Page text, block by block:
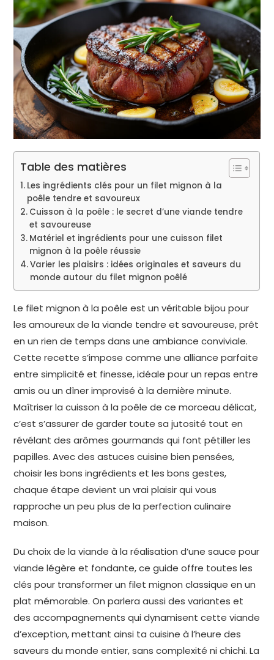
Table des matières
Les ingrédients clés pour un filet mignon à la
poêle tendre et savoureux
Cuisson à la poêle : le secret d’une viande tendre
et savoureuse
Matériel et ingrédients pour une cuisson filet
mignon à la poêle réussie
Varier les plaisirs : idées originales et saveurs du
monde autour du filet mignon poêlé
Le filet mignon à la poêle est un véritable bijou pour
les amoureux de la viande tendre et savoureuse, prêt
en un rien de temps dans une ambiance conviviale.
Cette recette s’impose comme une alliance parfaite
entre simplicité et finesse, idéale pour un repas entre
amis ou un dîner improvisé à la dernière minute.
Maîtriser la cuisson à la poêle de ce morceau délicat,
c’est s’assurer de garder toute sa jutosité tout en
révélant des arômes gourmands qui font pétiller les
papilles. Avec des astuces cuisine bien pensées,
choisir les bons ingrédients et les bons gestes,
chaque étape devient un vrai plaisir qui vous
rapproche un peu plus de la perfection culinaire
maison.
Du choix de la viande à la réalisation d’une sauce pour
viande légère et fondante, ce guide offre toutes les
clés pour transformer un filet mignon classique en un
plat mémorable. On parlera aussi des variantes et
des accompagnements qui dynamisent cette viande
d’exception, mettant ainsi ta cuisine à l’heure des
saveurs du monde entier, sans complexité ni chichi. La